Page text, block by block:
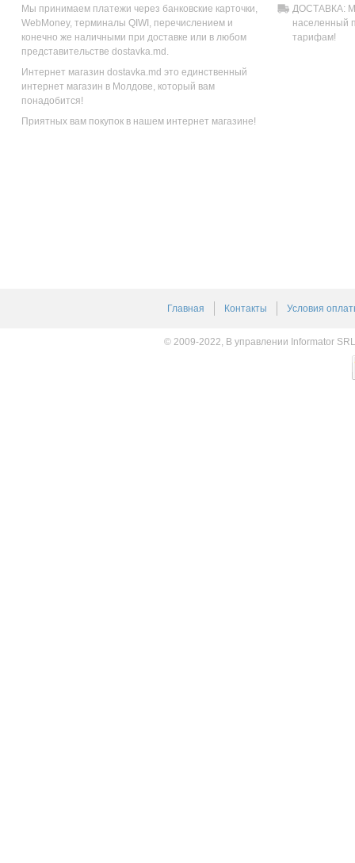
Мы принимаем платежи через банковские карточки,
WebMoney, терминалы QIWI, перечислением и
конечно же наличными при доставке или в любом
представительстве dostavka.md.
Интернет магазин dostavka.md это единственный
интернет магазин в Молдове, который вам
понадобится!
Приятных вам покупок в нашем интернет магазине!
ДОСТАВКА:
населенный
тарифам!
Главная Контакты Условия
© 2009-2022, В управлении Informator SRL